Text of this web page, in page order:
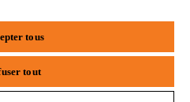
chrome
tous
tout